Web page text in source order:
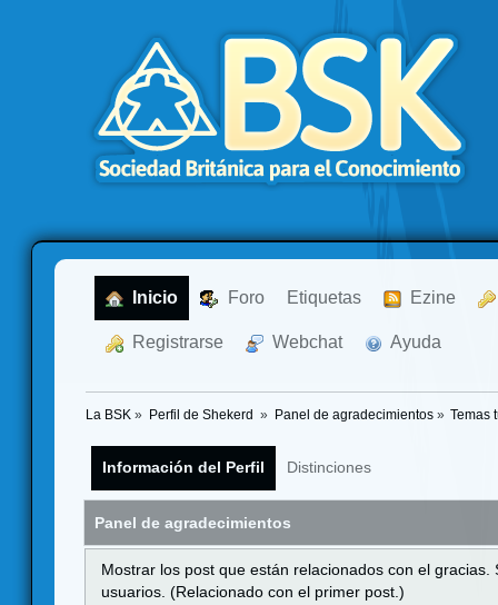
Inicio Foro Etiquetas Ezine
Registrarse Webchat Ayuda
La BSK » Perfil de Shekerd » Panel de agradecimientos» Temas
Información del Perfil Distinciones
Panel de agradecimientos
Mostrar los post que están relacionados con el
usuarios. (Relacionado con el primer post.)